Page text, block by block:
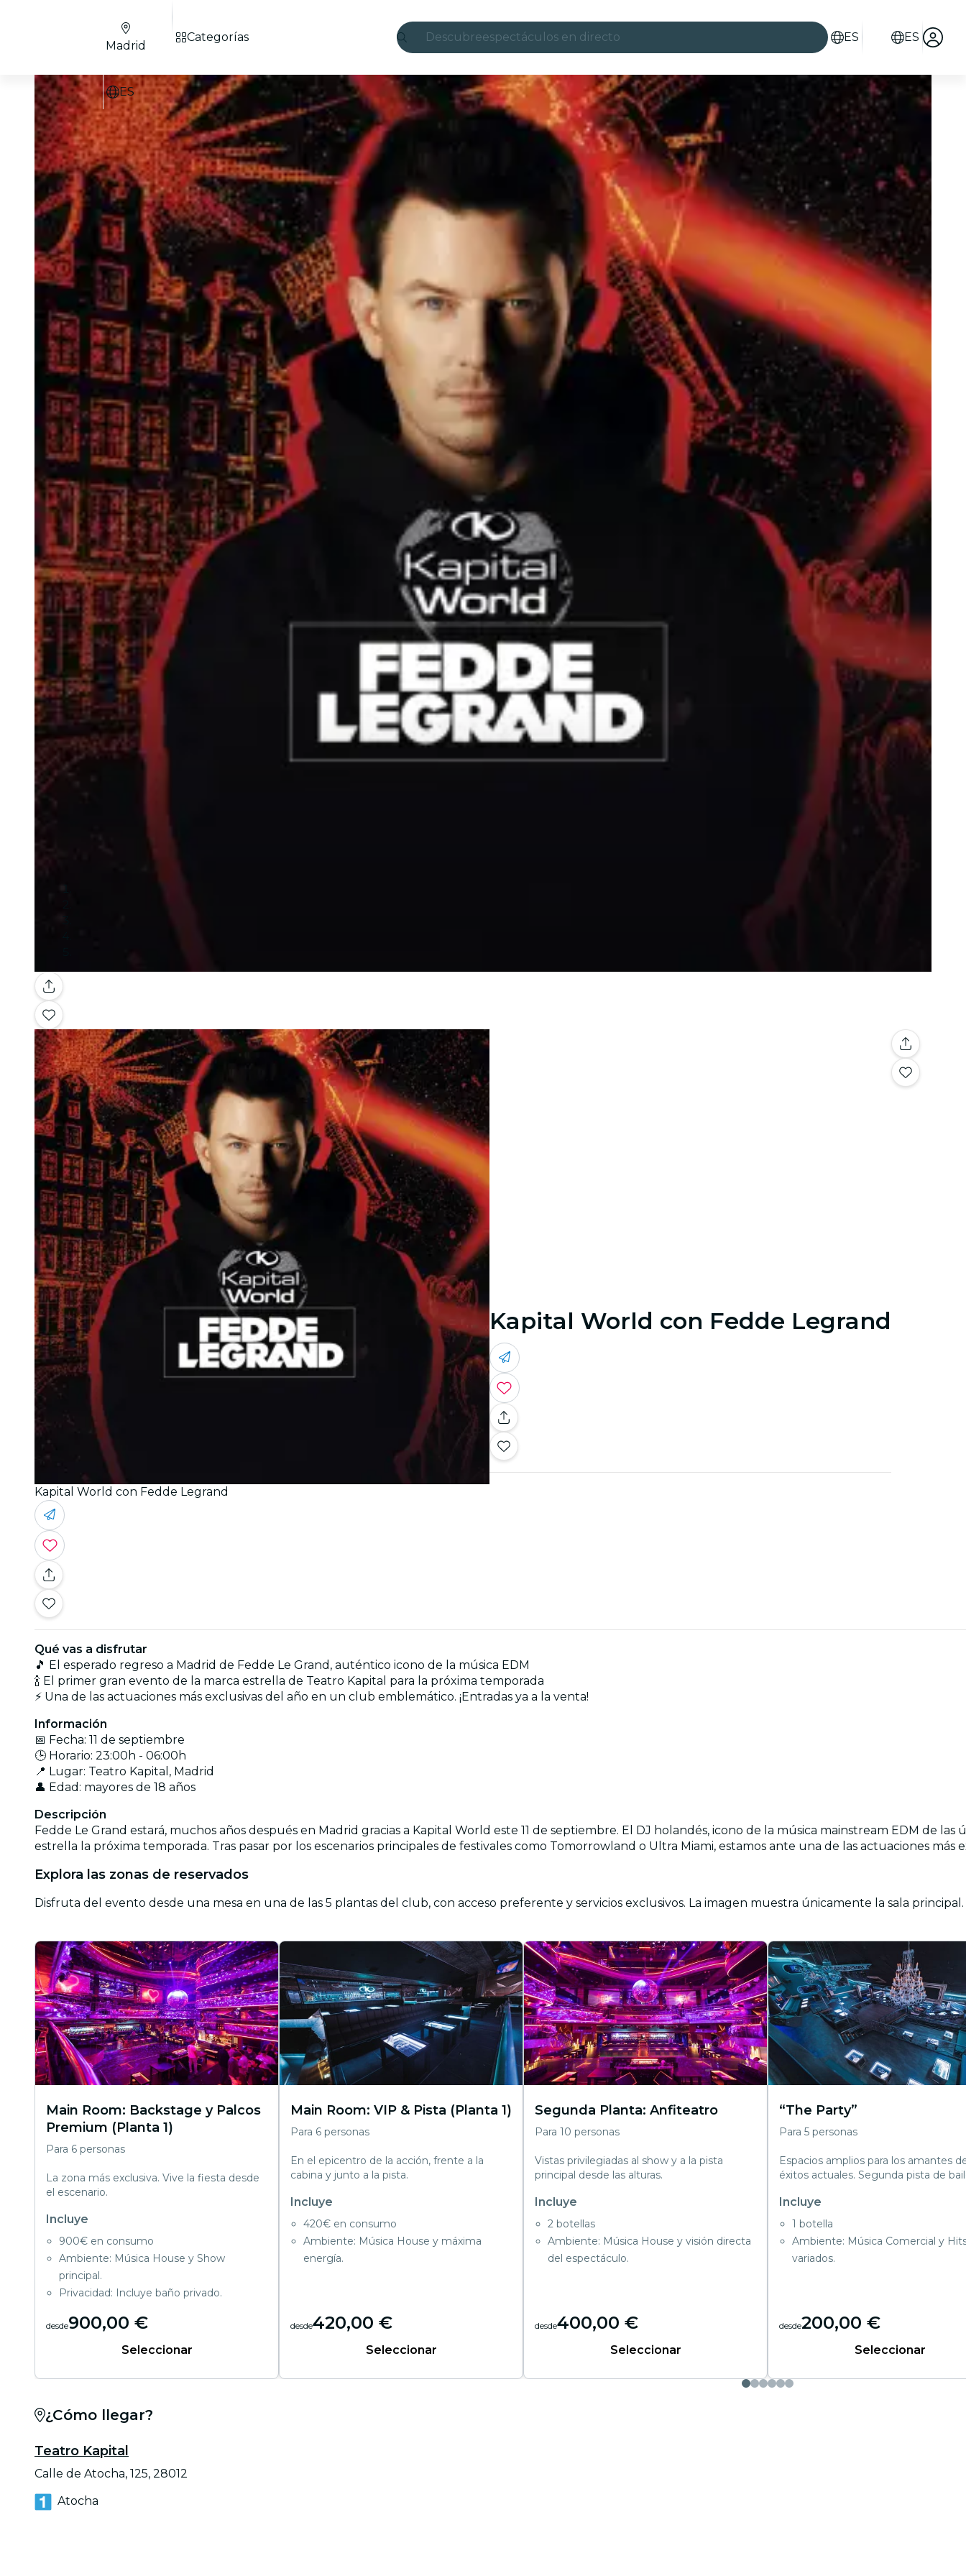
Descubreespectáculos en directo
candlelight
experiencias y ciudades
exposiciones
recorridos por la ciudad
conciertos
cine
ES ES
Madrid
ES
Categorías
Galería
Kapital World con Fedde Legrand
Kapital World con Fedde Legrand
Qué vas a disfrutar
🎵 El esperado regreso a Madrid de Fedde Le Grand, auténtico icono de la música EDM
🍾 El primer gran evento de la marca estrella de Teatro Kapital para la próxima temporada
⚡ Una de las actuaciones más exclusivas del año en un club emblemático. ¡Entradas ya a la venta!
Información
📅 Fecha: 11 de septiembre
🕒 Horario: 23:00h - 06:00h
📍 Lugar: Teatro Kapital, Madrid
👤 Edad: mayores de 18 años
Descripción
Fedde Le Grand estará, muchos años después en Madrid gracias a Kapital World este 11 de septiembre. El DJ holandés, icono de la música mainstream EDM de
estrella la próxima temporada. Tras pasar por los escenarios principales de festivales como Tomorrowland o Ultra Miami, estamos ante una de las actuaciones más
Explora las zonas de reservados
Disfruta del evento desde una mesa en una de las 5 plantas del club, con acceso preferente y servicios exclusivos. La imagen muestra únicamente la sala principal.
Main Room: Backstage y Palcos
Premium (Planta 1)
Para 6 personas
La zona más exclusiva. Vive la fiesta desde
el escenario.
Incluye
900€ en consumo
Ambiente: Música House y Show
principal.
Privacidad: Incluye baño privado.
desde900,00 €
Seleccionar
Main Room: VIP & Pista (Planta 1)
Para 6 personas
En el epicentro de la acción, frente a la
cabina y junto a la pista.
Incluye
420€ en consumo
Ambiente: Música House y máxima
energía.
desde420,00 €
Seleccionar
Segunda Planta: Anfiteatro
Para 10 personas
Vistas privilegiadas al show y a la pista
principal desde las alturas.
Incluye
2 botellas
Ambiente: Música House y visión directa
del espectáculo.
desde400,00 €
Seleccionar
“The Party”
Para 5 personas
Espacios amplios para los amantes
éxitos actuales. Segunda pista de
Incluye
1 botella
Ambiente: Música Comercial y
variados.
desde200,00 €
Seleccionar
¿Cómo llegar?
Teatro Kapital
Calle de Atocha, 125, 28012
Atocha